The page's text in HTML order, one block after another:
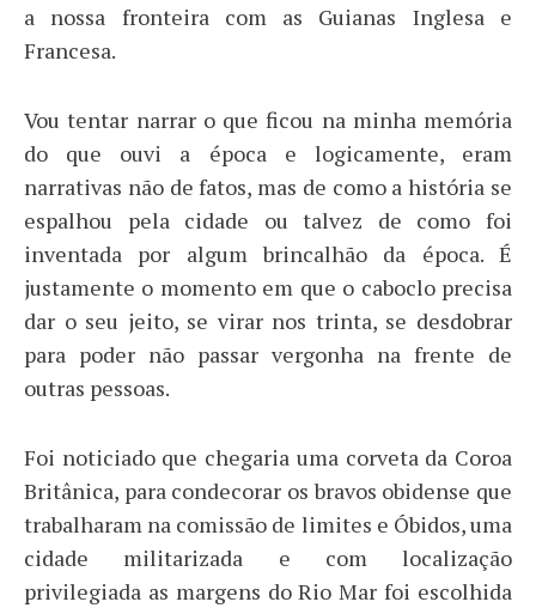
a nossa fronteira com as Guianas Inglesa e
Francesa.
Vou tentar narrar o que ficou na minha memória
do que ouvi a época e logicamente, eram
narrativas não de fatos, mas de como a história se
espalhou pela cidade ou talvez de como foi
inventada por algum brincalhão da época. É
justamente o momento em que o caboclo precisa
dar o seu jeito, se virar nos trinta, se desdobrar
para poder não passar vergonha na frente de
outras pessoas.
Foi noticiado que chegaria uma corveta da Coroa
Britânica, para condecorar os bravos obidense que
trabalharam na comissão de limites e Óbidos, uma
cidade militarizada e com localização
privilegiada as margens do Rio Mar foi escolhida